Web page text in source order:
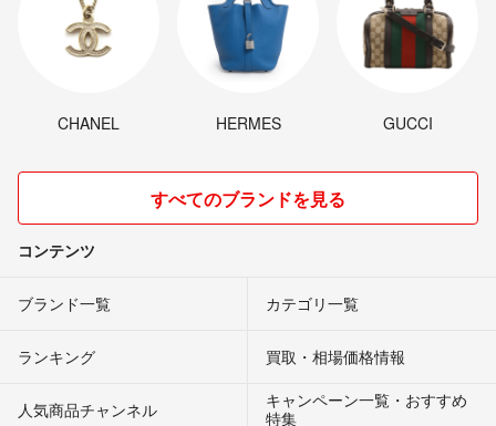
CHANEL HERMES GUCCI
すべてのブランドを見る
コンテンツ
ブランド一覧 カテゴリ一覧
ランキング 買取・相場価格情報
人気商品チャンネル
キャンペーン一覧・おすすめ
特集